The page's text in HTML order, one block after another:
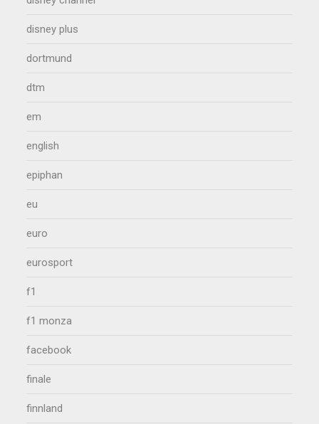
disney plus
dortmund
dtm
em
english
epiphan
eu
euro
eurosport
f1
f1 monza
facebook
finale
finnland